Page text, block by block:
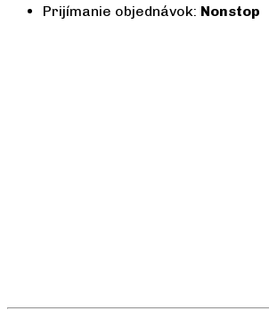
Prijímanie objednávok: Nonstop